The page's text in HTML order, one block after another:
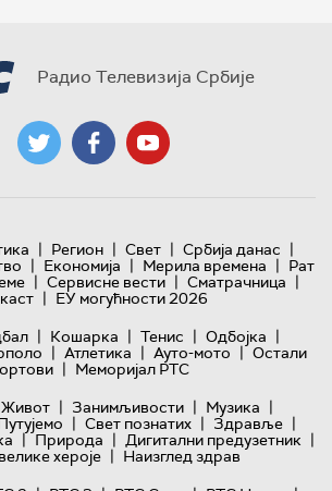
Радио Телевизија Србије
| Регион | Свет | Србија данас |
| Економија | Мерила времена | Рат
| Сервисне вести | Сматрачница |
| ЕУ могућности 2026
| Кошарка | Тенис | Одбојка |
| Атлетика | Ауто-мото | Остали
| Меморијал РТС
Живот | Занимљивости | Музика |
| Свет познатих | Здравље |
| Природа | Дигитални предузетник |
хероје | Наизглед здрав